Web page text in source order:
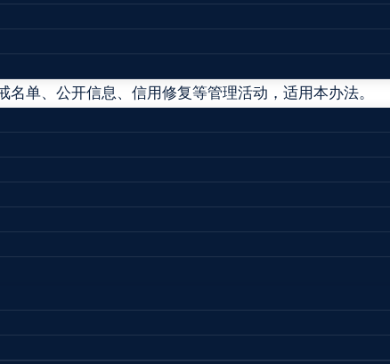
信用监管，规范拖欠农民工工资失信联合惩戒对象名
单、公开信息、信用修复等管理活动，适用本办法。
惩戒名单管理工作。
权限，负责失信联合惩戒名单管理的具体实施工作。
责”，遵循依法依规、客观公正、公开透明、动态管理的
全和个人信息保护。人力资源社会保障行政部门及其
人力资源社会保障行政部门依法责令限期支付工资，逾
直接负责的主管人员和其他直接责任人员（以下简称